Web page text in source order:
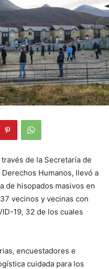
de la Secretaría de
Humanos, llevó a
de hisopados masivos en
vecinos y vecinas con
19, 32 de los cuales
encuestadores e
cuidada para los